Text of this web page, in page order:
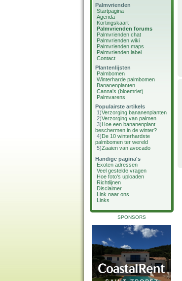
Palmvrienden
Startpagina
Agenda
Kortingskaart
Palmvrienden forums
Palmvrienden chat
Palmvrienden wiki
Palmvrienden maps
Palmvrienden label
Contact
Plantenlijsten
Palmbomen
Winterharde palmbomen
Bananenplanten
Canna's (bloemriet)
Palmvarens
Populairste artikels
1)Verzorging bananenplanten
2)Verzorging van palmen
3)Hoe een bananenplant
beschermen in de winter?
4)De 10 winterhardste
palmbomen ter wereld
5)Zaaien van avocado
Handige pagina's
Exoten adressen
Veel gestelde vragen
Hoe foto's uploaden
Richtlijnen
Disclaimer
Link naar ons
Links
SPONSORS